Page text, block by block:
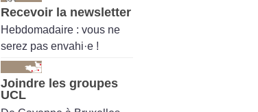
Recevoir la newsletter
Hebdomadaire : vous ne
serez pas envahi·e !
Joindre les groupes
UCL